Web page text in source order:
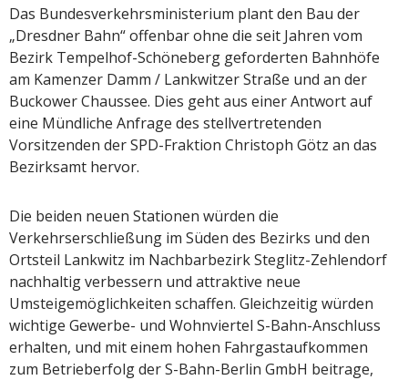
Das Bundesverkehrsministerium plant den Bau der
„Dresdner Bahn“ offenbar ohne die seit Jahren vom
Bezirk Tempelhof-Schöneberg geforderten Bahnhöfe
am Kamenzer Damm / Lankwitzer Straße und an der
Buckower Chaussee. Dies geht aus einer Antwort auf
eine Mündliche Anfrage des stellvertretenden
Vorsitzenden der SPD-Fraktion Christoph Götz an das
Bezirksamt hervor.
Die beiden neuen Stationen würden die
Verkehrserschließung im Süden des Bezirks und den
Ortsteil Lankwitz im Nachbarbezirk Steglitz-Zehlendorf
nachhaltig verbessern und attraktive neue
Umsteigemöglichkeiten schaffen. Gleichzeitig würden
wichtige Gewerbe- und Wohnviertel S-Bahn-Anschluss
erhalten, und mit einem hohen Fahrgastaufkommen
zum Betrieberfolg der S-Bahn-Berlin GmbH beitrage,